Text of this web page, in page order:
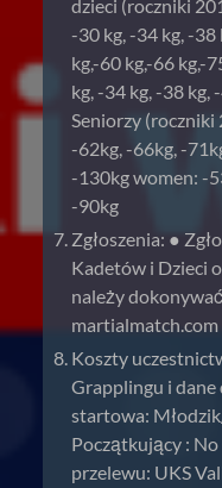
dzieci (roczniki
-30 kg, -34 kg, -38
kg,-60 kg,-66 kg,-
kg, -34 kg, -38 kg,
Seniorzy (roczniki
-62kg, -66kg, -
-130kg women: -
-90kg
Zgłoszenia: ●
Kadetów i Dzieci
należy
martialmatch.com
Koszty
Grapplingu i dane
startowa:
Początkujący : No
przelewu: UKS